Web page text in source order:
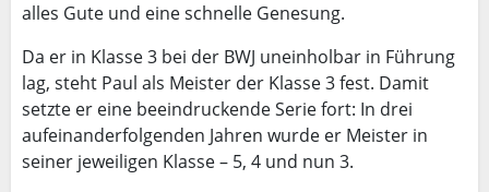
alles Gute und eine schnelle Genesung.
Da er in Klasse 3 bei der BWJ uneinholbar in Führung
lag, steht Paul als Meister der Klasse 3 fest. Damit
setzte er eine beeindruckende Serie fort: In drei
aufeinanderfolgenden Jahren wurde er Meister in
seiner jeweiligen Klasse – 5, 4 und nun 3.